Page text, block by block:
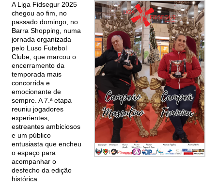
A Liga Fidsegur 2025
chegou ao fim, no
passado domingo, no
Barra Shopping, numa
jornada organizada
pelo Luso Futebol
Clube, que marcou o
encerramento da
temporada mais
concorrida e
emocionante de
sempre. A 7.ª etapa
reuniu jogadores
experientes,
estreantes ambiciosos
e um público
entusiasta que encheu
o espaço para
acompanhar o
desfecho da edição
histórica.